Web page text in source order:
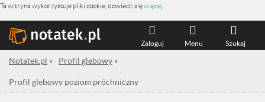
Ta witryna wykorzystuje pliki cookie, dowiedz sięwięcej
Szukaj
Menu
Zaloguj
Notatek.pl » Profil glebowy »
Profil glebowy poziom próchniczny